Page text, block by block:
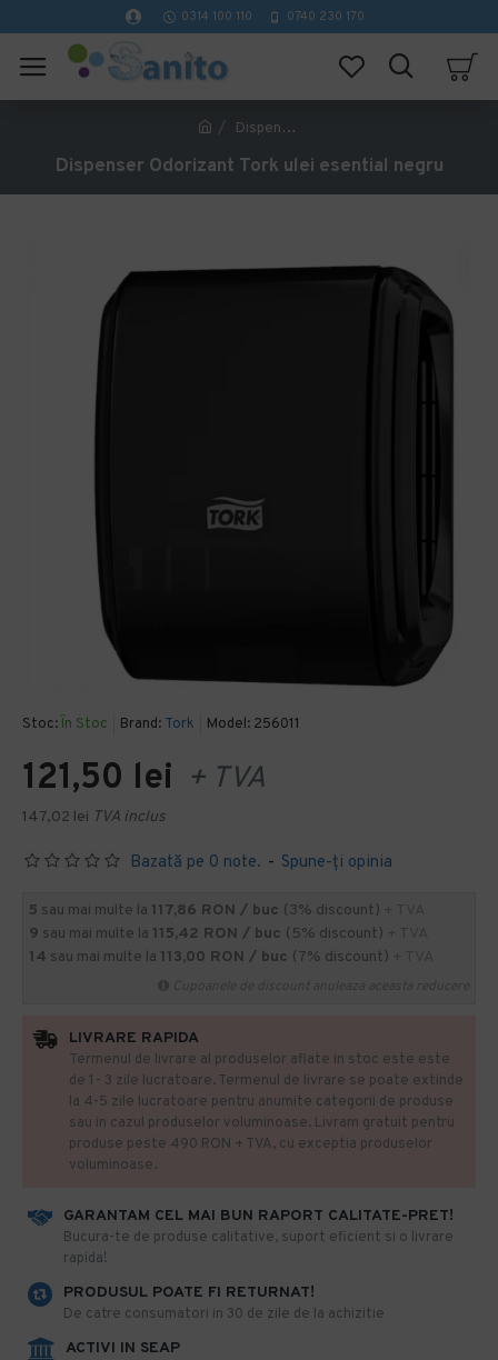
0314 100 110 0740 230 170
Dispenser Odorizant Tork ulei esential negru
Dispenser Odorizant Tork ulei esential negru
Stoc: În Stoc Brand: Tork Model: 256011
Bazată pe 0 note. - Spune-ţi opinia
121,50 lei + TVA
147,02 lei TVA inclus
5 sau mai multe la 117,86 RON / buc (3% discount)
9 sau mai multe la 115,42 RON / buc (5% discount)
14 sau mai multe la 113,00 RON / buc (7% discount)
GARANTAM CEL MAI BUN RAPORT CALITATE-PRET!
​Bucura-te de produse calitative, suport eficient si o livrare
rapida!
PRODUSUL POATE FI RETURNAT!
De catre consumatori in 30 de zile de la achizitie
ACTIVI IN SEAP
LIVRARE RAPIDA
Termenul de livrare al produselor aflate in stoc este este
de 1- 3 zile lucratoare. Termenul de livrare se poate extinde
la 4-5 zile lucratoare pentru anumite categorii de produse
sau in cazul produselor voluminoase. Livram gratuit pentru
produse peste 490 RON + TVA, cu exceptia produselor
voluminoase.